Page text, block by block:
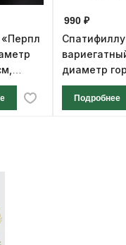
990 ₽
диаметр
см, высота
Подробнее